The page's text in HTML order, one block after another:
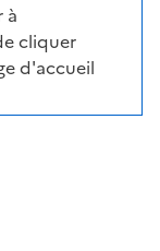
à
cliquer
d'accueil